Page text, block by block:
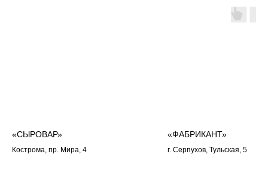
«СЫРОВАР»
Кострома, пр. Мира, 4
«ФАБРИКАНТ»
г. Серпухов, Тульская, 5